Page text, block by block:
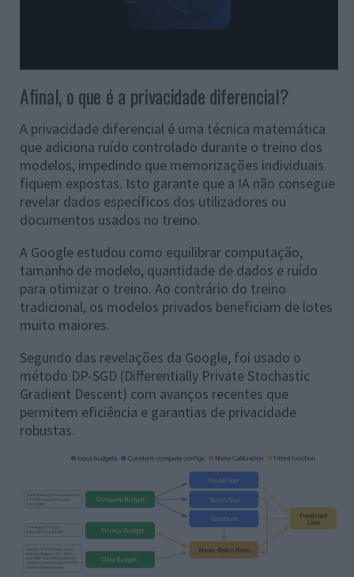
Afinal, o que é a privacidade diferencial?
A privacidade diferencial é uma técnica matemática
que adiciona ruído controlado durante o treino dos
modelos, impedindo que memorizações individuais
fiquem expostas. Isto garante que a IA não consegue
revelar dados específicos dos utilizadores ou
documentos usados no treino.
A Google estudou como equilibrar computação,
tamanho de modelo, quantidade de dados e ruído
para otimizar o treino. Ao contrário do treino
tradicional, os modelos privados beneficiam de lotes
muito maiores.
Segundo das revelações da Google, foi usado o
método DP-SGD (Differentially Private Stochastic
Gradient Descent) com avanços recentes que
permitem eficiência e garantias de privacidade
robustas.